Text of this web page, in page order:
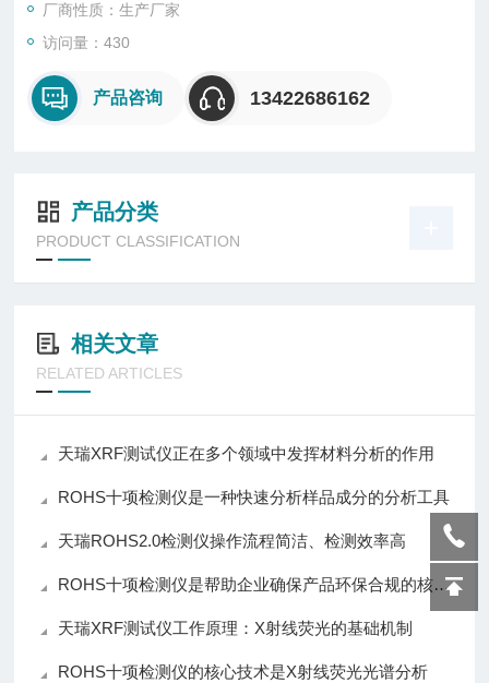
厂商性质：生产厂家
访问量：430
产品咨询 13422686162
产品分类
PRODUCT CLASSIFICATION
相关文章
RELATED ARTICLES
天瑞XRF测试仪正在多个领域中发挥材料分析的作用
ROHS十项检测仪是一种快速分析样品成分的分析工具
天瑞ROHS2.0检测仪操作流程简洁、检测效率高
ROHS十项检测仪是帮助企业确保产品环保合规的核心仪器
天瑞XRF测试仪工作原理：X射线荧光的基础机制
ROHS十项检测仪的核心技术是X射线荧光光谱分析